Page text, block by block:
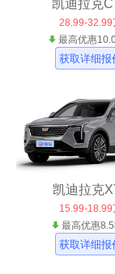
凯迪拉克
28.99-32.99
最高优惠
获取详细报
凯迪拉克
15.99-18.99
最高优惠
获取详细报